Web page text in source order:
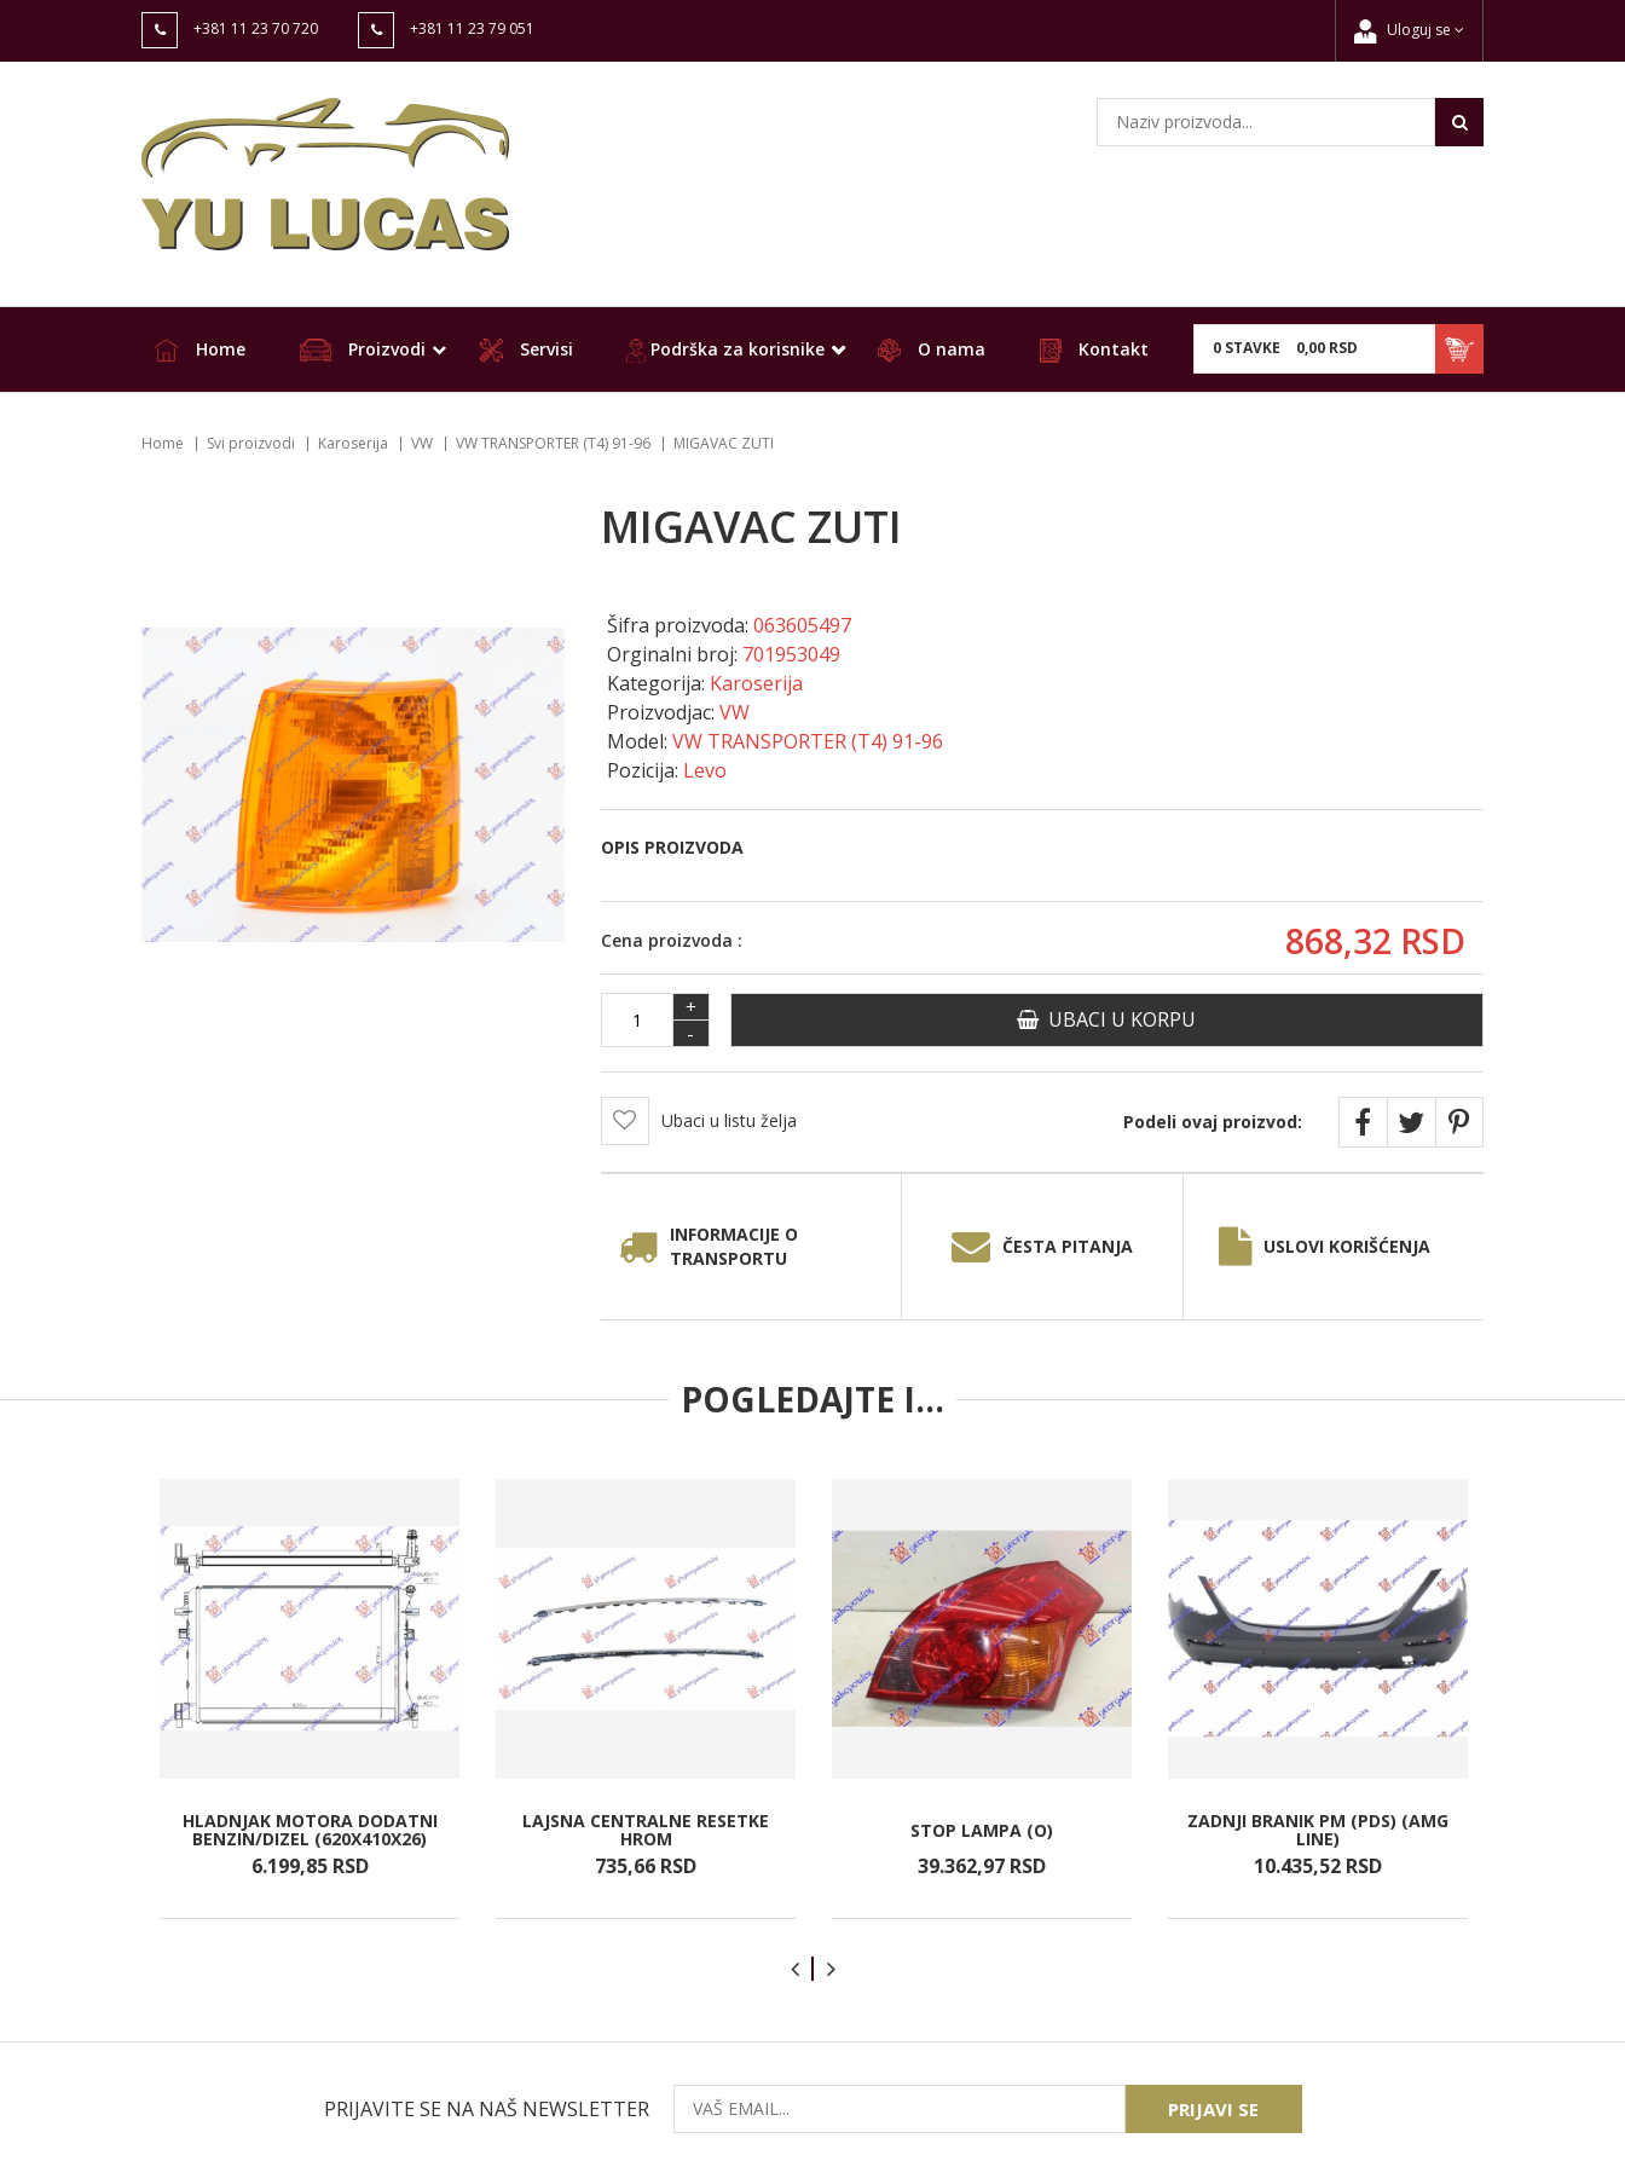
+381 11 23 70 720 +381 11 23 79 051 Uloguj se
0 STAVKE 0,00 RSD
Home Proizvodi Servisi Podrška za korisnike O nama Kontakt
Home Svi proizvodi Karoserija VW VW TRANSPORTER (T4) 91-96 MIGAVAC ZUTI
MIGAVAC ZUTI
Šifra proizvoda: 063605497
Orginalni broj: 701953049
Kategorija: Karoserija
Proizvodjac: VW
Model: VW TRANSPORTER (T4) 91-96
Pozicija: Levo
OPIS PROIZVODA
Cena proizvoda : 868,32 RSD
+
-
UBACI U KORPU
Ubaci u listu želja Podeli ovaj proizvod:
INFORMACIJE O
TRANSPORTU
ČESTA PITANJA USLOVI KORIŠĆENJA
POGLEDAJTE I...
HLADNJAK MOTORA DODATNI
BENZIN/DIZEL (620X410X26)
6.199,85 RSD
LAJSNA CENTRALNE RESETKE
HROM
735,66 RSD
STOP LAMPA (O)
39.362,97 RSD
ZADNJI BRANIK PM (PDS) (AMG
LINE)
10.435,52 RSD
PRIJAVITE SE NA NAŠ NEWSLETTER PRIJAVI SE